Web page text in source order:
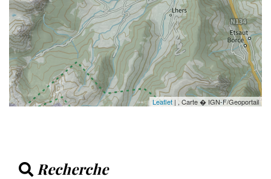
Leaflet | , Carte � IGN-F/Geoportail
Recherche